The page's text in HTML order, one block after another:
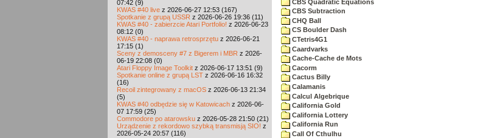
07:42 (9)
KWAS #40 live z 2026-06-27 12:53 (167)
Spotkanie z grupą USSR z 2026-06-26 19:36 (11)
KWAS #40 - zabierzcie Atari Portfolio! z 2026-06-23
08:12 (0)
KWAS #40 - naprawa retrosprzętu z 2026-06-21
17:15 (1)
Sceny z demosceny #7 z Bigerem i MBR z 2026-
06-19 22:08 (0)
Atari Floppy Image Toolkit z 2026-06-17 13:51 (9)
Spotkanie online z grupą LST z 2026-06-16 16:32
(16)
Recoil zintegrowany z macOS z 2026-06-13 21:34
(5)
KWAS #40 odbędzie się w Katowicach z 2026-06-
07 17:59 (25)
Commodore po atarowsku z 2026-05-28 21:50 (21)
Urządzenie z rekordowo szybką transmisją SIO! z
2026-05-24 20:57 (116)
CBS Quadratic Equations
CBS Subtraction
CHQ Ball
CS Boulder Dash
CTetris4G1
Caardvarks
Cache-Cache de Mots
Cacorm
Cactus Billy
Calamanis
Calcul Algebrique
California Gold
California Lottery
California Run
Call Of Cthulhu